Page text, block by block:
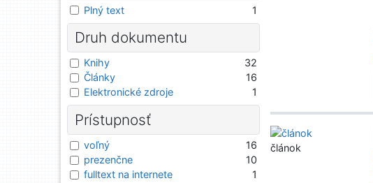
článok
Plný text 1
Druh dokumentu
Knihy
32
Články
16
Elektronické zdroje
1
Prístupnosť
voľný
16
prezenčne
10
fulltext na internete
1